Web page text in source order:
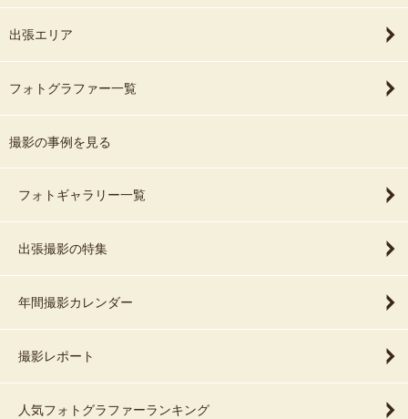
出張エリア
フォトグラファー一覧
撮影の事例を見る
フォトギャラリー一覧
出張撮影の特集
年間撮影カレンダー
撮影レポート
人気フォトグラファーランキング